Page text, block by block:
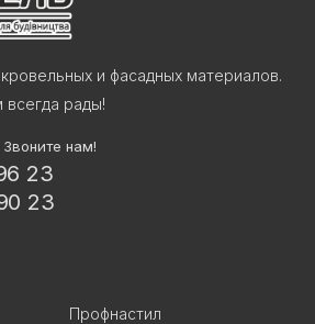
и фасадных материалов.
рады!
нам!
23
23
Профнастил